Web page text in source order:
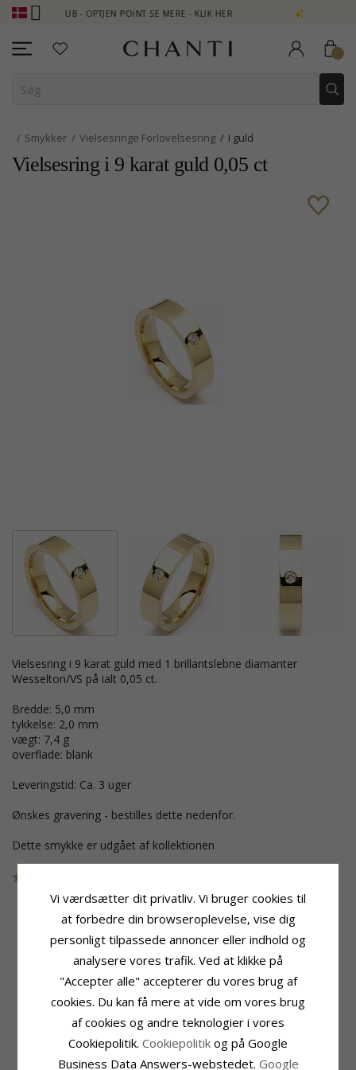
CLUB - OPTJEN POINT SE MERE - KLIK HER NEW COLLECTION |
Smykker Vielsesringe Forlovelsesring I guld
Vielsesring i 9 karat guld 0,05 ct
vielsesring i 9 karat guld med 1 brillantslebne diamanter
Wesselton/VS på ialt 0,05 ct.
Bredde: 5,0 mm
tykkelse: 2,0 mm
vægt: 7,4 g
overflade: blank
Leveringstid: Ca. 3 uger
Ønskes gravering - bestilles dette nedenfor.
Dette smykke er udgået af kollektionen
Produktinformation
Vielsesring
Ædelmetal:
Guld
Sten
Antal:1
Slibning:Brillantsleben
Sten:
Diamant
Diamant Klarhed: VS
Carat: 0,05
Vi værdsætter dit privatliv. Vi bruger cookies til
at forbedre din browseroplevelse, vise dig
personligt tilpassede annoncer eller indhold og
analysere vores trafik. Ved at klikke på
"Accepter alle" accepterer du vores brug af
cookies. Du kan få mere at vide om vores brug
af cookies og andre teknologier i vores
Cookiepolitik. Cookiepolitik og på Google
Business Data Answers-webstedet. Google